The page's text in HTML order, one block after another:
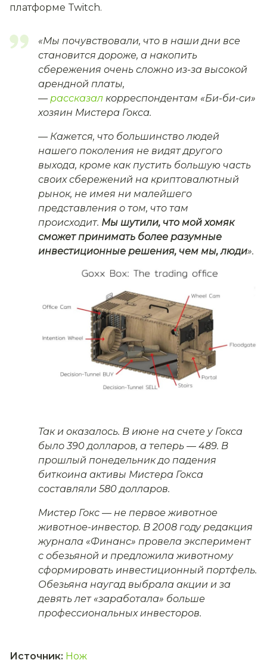
платформе Twitch.
«Мы почувствовали, что в наши дни все
становится дороже, а накопить
сбережения очень сложно из-за высокой
арендной платы,
— рассказал корреспондентам «Би-би-си»
хозяин Мистера Гокса.
— Кажется, что большинство людей
нашего поколения не видят другого
выхода, кроме как пустить большую часть
своих сбережений на криптовалютный
рынок, не имея ни малейшего
представления о том, что там
происходит. Мы шутили, что мой хомяк
сможет принимать более разумные
инвестиционные решения, чем мы, люди».
Так и оказалось. В июне на счете у Гокса
было 390 долларов, а теперь — 489. В
прошлый понедельник до падения
биткоина активы Мистера Гокса
составляли 580 долларов.
Мистер Гокс — не первое животное
животное-инвестор. В 2008 году редакция
журнала «Финанс» провела эксперимент
с обезьяной и предложила животному
сформировать инвестиционный портфель.
Обезьяна наугад выбрала акции и за
девять лет «заработала» больше
профессиональных инвесторов.
Источник: Нож